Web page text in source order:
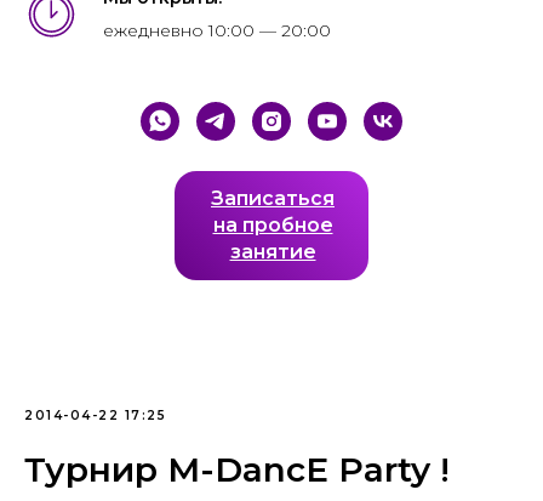
ежедневно 10:00 — 20:00
Записаться
на пробное
занятие
2014-04-22 17:25
Турнир M-DancE Party !